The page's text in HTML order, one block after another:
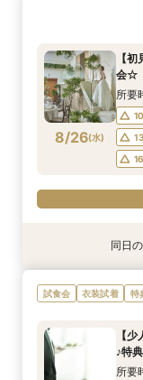
8/25 火
【
8/25 火
【
8/25 火
【
8/25 火
【
8/26(水)
【
会☆
所要
衣装試着 特
8/26
【式
UP特
衣装試着 特
8/26
【徒
無料
衣装試着 特
8/26
【初
品＆
8/26
【フ
♪
8/26
【チ
幻想
衣装試着 特
8/26
【お
ミ指
同日
試食会 衣装試着 特
【
♪特
所要